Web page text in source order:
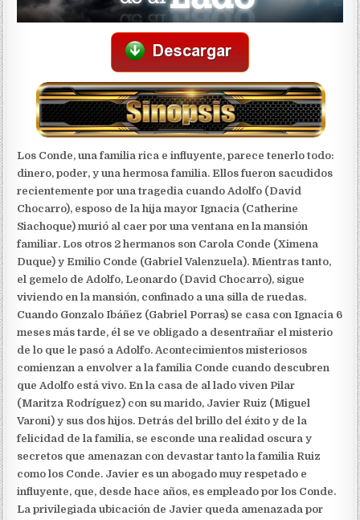
Los Conde, una familia rica e influyente, parece tenerlo todo:
dinero, poder, y una hermosa familia. Ellos fueron sacudidos
recientemente por una tragedia cuando Adolfo (David
Chocarro), esposo de la hija mayor Ignacia (Catherine
Siachoque) murió al caer por una ventana en la mansión
familiar. Los otros 2 hermanos son Carola Conde (Ximena
Duque) y Emilio Conde (Gabriel Valenzuela). Mientras tanto,
el gemelo de Adolfo, Leonardo (David Chocarro), sigue
viviendo en la mansión, confinado a una silla de ruedas.
Cuando Gonzalo Ibáñez (Gabriel Porras) se casa con Ignacia 6
meses más tarde, él se ve obligado a desentrañar el misterio
de lo que le pasó a Adolfo. Acontecimientos misteriosos
comienzan a envolver a la familia Conde cuando descubren
que Adolfo está vivo. En la casa de al lado viven Pilar
(Maritza Rodríguez) con su marido, Javier Ruiz (Miguel
Varoni) y sus dos hijos. Detrás del brillo del éxito y de la
felicidad de la familia, se esconde una realidad oscura y
secretos que amenazan con devastar tanto la familia Ruiz
como los Conde. Javier es un abogado muy respetado e
influyente, que, desde hace años, es empleado por los Conde.
La privilegiada ubicación de Javier queda amenazada por